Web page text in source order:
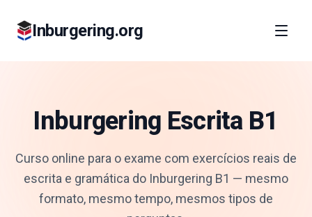
Inburgering.org
Inburgering Escrita B1
Curso online para o exame com exercícios reais de
escrita e gramática do Inburgering B1 — mesmo
formato, mesmo tempo, mesmos tipos de